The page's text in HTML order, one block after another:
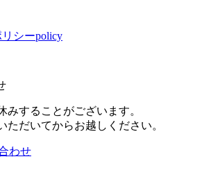
シーpolicy
みすることがございます。
ただいてからお越しください。
わせ